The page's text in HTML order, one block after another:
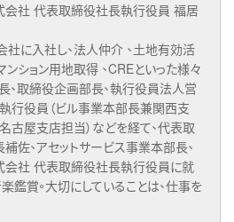
社 代表取締役社長執行役員 福居
に入社し、法人仲介 、土地有効活
ンション用地取得 、CREといった様々
、取締役企画部長、執行役員法人営
行役員（ビル事業本部長兼関西支
古屋支店担当）などを経て、代表取
佐、アセットサービス事業本部長、
社 代表取締役社長執行役員に就
鑑賞。大切にしていることは、仕事を